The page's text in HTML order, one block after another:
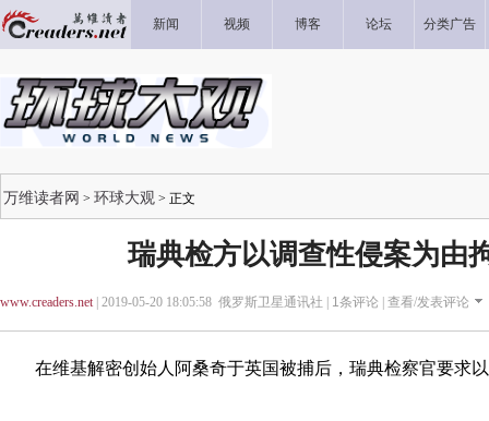
新闻 视频 博客 论坛 分类广告
万维读者网 > 环球大观 > 正文
瑞典检方以调查性侵案为由
www.creaders.net| 2019-05-20 18:05:58 俄罗斯卫星通讯社 | 1条评论 | 查看/发表评论
在维基解密创始人阿桑奇于英国被捕后，瑞典检察官要求